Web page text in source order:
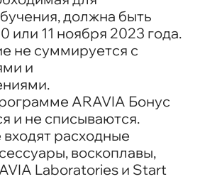
должна быть
или 11 ноября 2023 года.
не суммируется с
и
ARAVIA Бонус
и не списываются.
входят расходные
воскоплавы,
Laboratories и Start